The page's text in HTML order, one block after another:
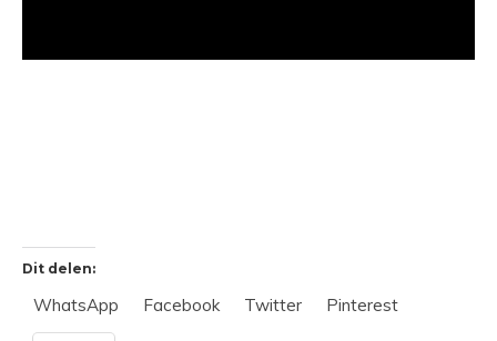
Dit delen:
WhatsApp Facebook Twitter Pinterest